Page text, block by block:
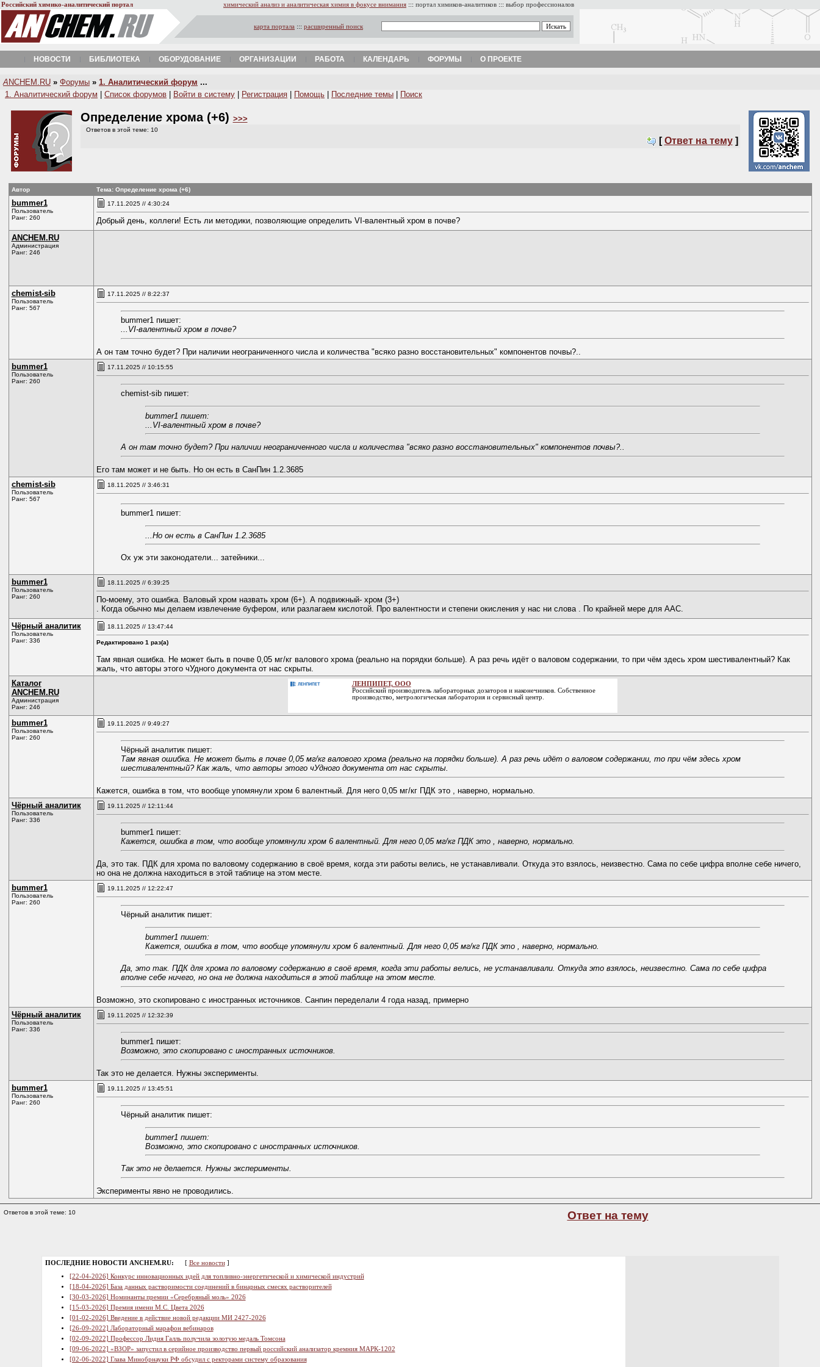
Российский химико-аналитический портал химический анализ и аналитическая химия в фокусе внимания ::: портал химиков-аналитиков ::: выбор профессионалов
карта портала ::: расширенный поиск
НОВОСТИ БИБЛИОТЕКА ОБОРУДОВАНИЕ ОРГАНИЗАЦИИ РАБОТА КАЛЕНДАРЬ ФОРУМЫ О ПРОЕКТЕ
A NCHEM.RU » Форумы » 1. Аналитический форум ...
1. Аналитический форум
Список форумов Войти в систему Регистрация Помощь Последние темы Поиск
Определение хрома (+6) >>>
Ответов в этой теме: 10
[ Ответ на тему ]
Автор Тема: Определение хрома (+6)
bummer1
Пользователь
Ранг: 260
17.11.2025 // 4:30:24
Добрый день, коллеги! Есть ли методики, позволяющие определить VI-валентный хром в почве?
ANCHEM.RU
Администрация
Ранг: 246
chemist-sib
Пользователь
Ранг: 567
17.11.2025 // 8:22:37
bummer1 пишет:
...VI-валентный хром в почве?
А он там точно будет? При наличии неограниченного числа и количества "всяко разно восстановительных" компонентов почвы?..
bummer1
Пользователь
Ранг: 260
17.11.2025 // 10:15:55
chemist-sib пишет:
bummer1 пишет:
...VI-валентный хром в почве?
А он там точно будет? При наличии неограниченного числа и количества "всяко разно восстановительных" компонентов почвы?..
Его там может и не быть. Но он есть в СанПин 1.2.3685
chemist-sib
Пользователь
Ранг: 567
18.11.2025 // 3:46:31
bummer1 пишет:
...Но он есть в СанПин 1.2.3685
Ох уж эти законодатели... затейники...
bummer1
Пользователь
Ранг: 260
18.11.2025 // 6:39:25
По-моему, это ошибка. Валовый хром назвать хром (6+). А подвижный- хром (3+)
. Когда обычно мы делаем извлечение буфером, или разлагаем кислотой. Про валентности и степени окисления у нас ни слова . По крайней мере для ААС.
Чёрный аналитик
Пользователь
Ранг: 336
18.11.2025 // 13:47:44
Редактировано 1 раз(а)
Там явная ошибка. Не может быть в почве 0,05 мг/кг валового хрома (реально на порядки больше). А раз речь идёт о валовом содержании, то при чём здесь хром шестивалентный? Как
жаль, что авторы этого чУдного документа от нас скрыты.
Каталог
ANCHEM.RU
Администрация
Ранг: 246
ЛЕНПИПЕТ, ООО
Российский производитель лабораторных дозаторов и наконечников. Собственное
производство, метрологическая лаборатория и сервисный центр.
bummer1
Пользователь
Ранг: 260
19.11.2025 // 9:49:27
Чёрный аналитик пишет:
Там явная ошибка. Не может быть в почве 0,05 мг/кг валового хрома (реально на порядки больше). А раз речь идёт о валовом содержании, то при чём здесь хром
шестивалентный? Как жаль, что авторы этого чУдного документа от нас скрыты.
Кажется, ошибка в том, что вообще упомянули хром 6 валентный. Для него 0,05 мг/кг ПДК это , наверно, нормально.
Чёрный аналитик
Пользователь
Ранг: 336
19.11.2025 // 12:11:44
bummer1 пишет:
Кажется, ошибка в том, что вообще упомянули хром 6 валентный. Для него 0,05 мг/кг ПДК это , наверно, нормально.
Да, это так. ПДК для хрома по валовому содержанию в своё время, когда эти работы велись, не устанавливали. Откуда это взялось, неизвестно. Сама по себе цифра вполне себе ничего,
но она не должна находиться в этой таблице на этом месте.
bummer1
Пользователь
Ранг: 260
19.11.2025 // 12:22:47
Чёрный аналитик пишет:
bummer1 пишет:
Кажется, ошибка в том, что вообще упомянули хром 6 валентный. Для него 0,05 мг/кг ПДК это , наверно, нормально.
Да, это так. ПДК для хрома по валовому содержанию в своё время, когда эти работы велись, не устанавливали. Откуда это взялось, неизвестно. Сама по себе цифра
вполне себе ничего, но она не должна находиться в этой таблице на этом месте.
Возможно, это скопировано с иностранных источников. Санпин переделали 4 года назад, примерно
Чёрный аналитик
Пользователь
Ранг: 336
19.11.2025 // 12:32:39
bummer1 пишет:
Возможно, это скопировано с иностранных источников.
Так это не делается. Нужны эксперименты.
bummer1
Пользователь
Ранг: 260
19.11.2025 // 13:45:51
Чёрный аналитик пишет:
bummer1 пишет:
Возможно, это скопировано с иностранных источников.
Так это не делается. Нужны эксперименты.
Эксперименты явно не проводились.
Ответов в этой теме: 10 Ответ на тему
ПОСЛЕДНИЕ НОВОСТИ ANCHEM.RU: [ Все новости]
[22-04-2026] Конкурс инновационных идей для топливно-энергетической и химической индустрий
[18-04-2026] База данных растворимости соединений в бинарных смесях растворителей
[30-03-2026] Номинанты премии «Серебряный моль» 2026
[15-03-2026] Премия имени М.С. Цвета 2026
[01-02-2026] Введение в действие новой редакции МИ 2427-2026
[26-09-2022] Лабораторный марафон вебинаров
[02-09-2022] Профессор Лидия Галль получила золотую медаль Томсона
[09-06-2022] «ВЗОР» запустил в серийное производство первый российский анализатор кремния МАРК-1202
[02-06-2022] Глава Минобрнауки РФ обсудил с ректорами систему образования